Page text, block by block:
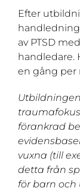
Efter
av PTSD
handledare.
en gång per
förankrad
vuxna (till
detta från
för barn och